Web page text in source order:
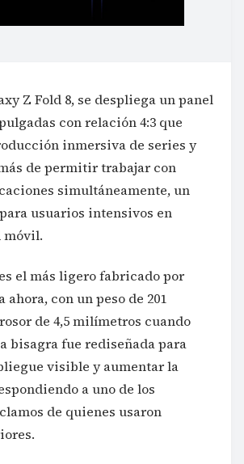
Z Fold 8, se despliega un panel
con relación 4:3 que
inmersiva de series y
de permitir trabajar con
simultáneamente, un
usuarios intensivos en
el más ligero fabricado por
ahora, con un peso de 201
de 4,5 milímetros cuando
bisagra fue rediseñada para
visible y aumentar la
a uno de los
de quienes usaron